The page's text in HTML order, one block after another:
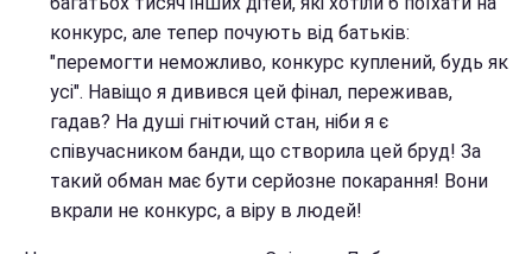
конкурс, але тепер почують від батьків:
"перемогти неможливо, конкурс куплений, будь як
усі". Навіщо я дивився цей фінал, переживав,
гадав? На душі гнітючий стан, ніби я є
співучасником банди, що створила цей бруд! За
такий обман має бути серйозне покарання! Вони
вкрали не конкурс, а віру в людей!